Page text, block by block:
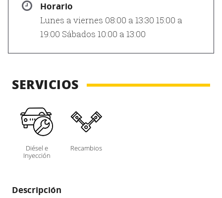
Horario
Lunes a viernes 08:00 a 13:30 15:00 a
19:00 Sábados 10:00 a 13:00
SERVICIOS
Diésel e
Inyección
Recambios
Descripción